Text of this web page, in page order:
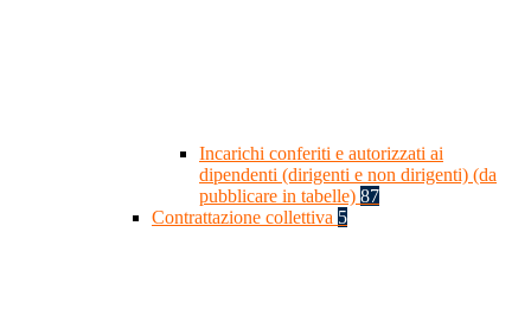
Incarichi conferiti e autorizzati ai
dipendenti (dirigenti e non dirigenti) (da
pubblicare in tabelle) 87
Contrattazione collettiva 5